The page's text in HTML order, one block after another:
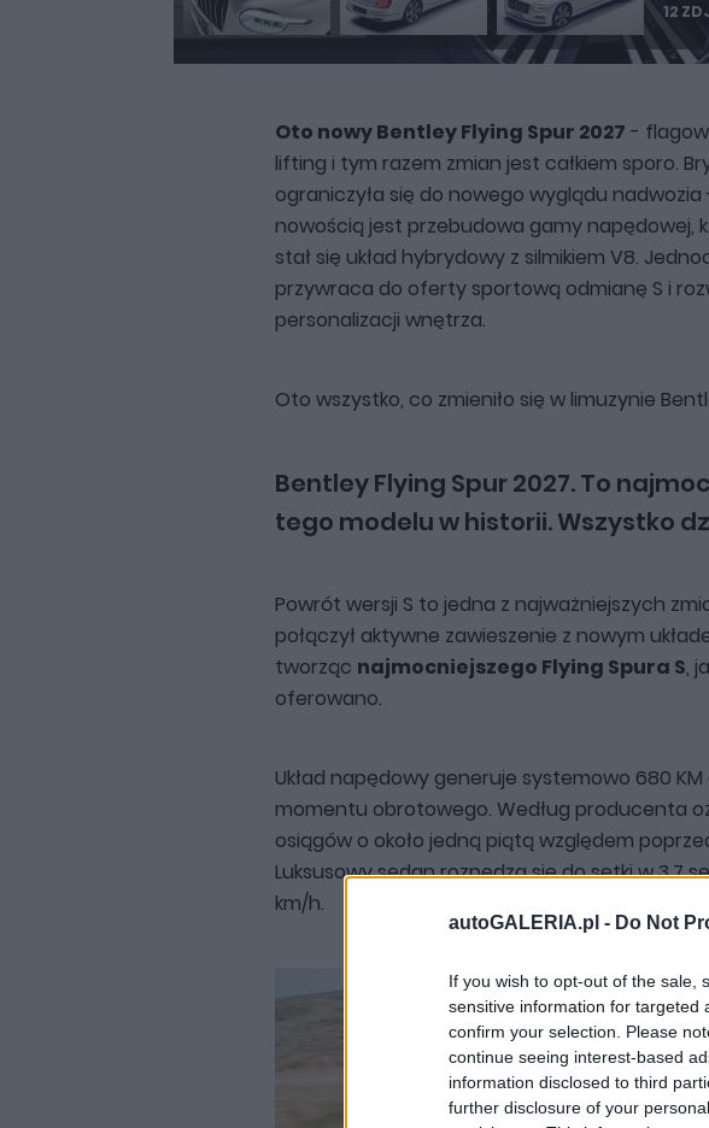
autoGALERIA.pl - Do Not
If you wish to opt-out of the sale,
sensitive information for targeted
confirm your selection. Please
continue seeing interest-based
information disclosed to third
further disclosure of your
12
Oto nowy Bentley Flying Spur 2027 -
lifting i tym razem zmian jest całkiem sporo.
ograniczyła się do nowego wyglądu nadwozia
nowością jest przebudowa gamy napędowej,
stał się układ hybrydowy z silmikiem V8.
przywraca do oferty sportową odmianę S i
personalizacji wnętrza.
Oto wszystko, co zmieniło się w limuzynie
Bentley Flying Spur 2027. To
tego modelu w historii. Wszystko
Powrót wersji S to jedna z najważniejszych
połączył aktywne zawieszenie z nowym
tworząc najmocniejszego Flying Spura S,
oferowano.
Układ napędowy generuje systemowo 680 KM
momentu obrotowego. Według producenta
osiągów o około jedną piątą względem
Luksusowy sedan rozpędza się do setki w 3,7
km/h.